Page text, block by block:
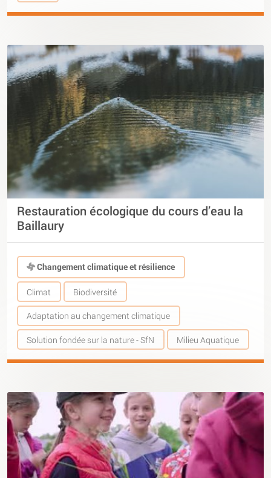
Restauration écologique du cours d’eau la
Baillaury
Changement climatique et résilience
Climat Biodiversité
Adaptation au changement climatique
Solution fondée sur la nature - SfN Milieu Aquatique